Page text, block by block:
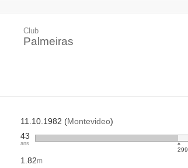
Club
Palmeiras
11.10.1982 (Montevideo)
43
ans
299
1.82m